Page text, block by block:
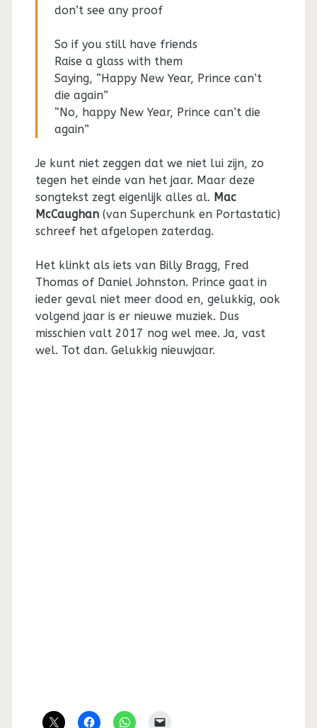
don’t see any proof
So if you still have friends
Raise a glass with them
Saying, “Happy New Year, Prince can’t
die again”
“No, happy New Year, Prince can’t die
again”
Je kunt niet zeggen dat we niet lui zijn, zo
tegen het einde van het jaar. Maar deze
songtekst zegt eigenlijk alles al. Mac
McCaughan(van Superchunk en Portastatic)
schreef het afgelopen zaterdag.
Het klinkt als iets van Billy Bragg, Fred
Thomas of Daniel Johnston. Prince gaat in
ieder geval niet meer dood en, gelukkig, ook
volgend jaar is er nieuwe muziek. Dus
misschien valt 2017 nog wel mee. Ja, vast
wel. Tot dan. Gelukkig nieuwjaar.